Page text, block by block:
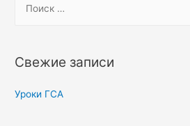
r
h
Свежие записи
Уроки ГСА